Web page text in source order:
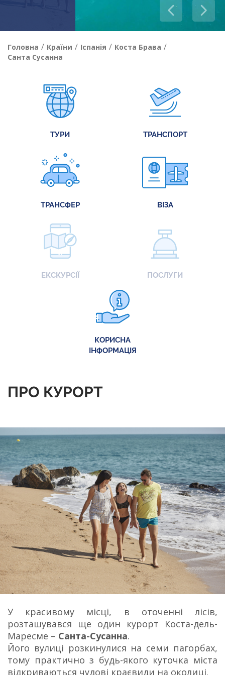
Головна / Країни / Іспанія / Коста Брава /
Санта Сусанна
ТУРИ ТРАНСПОРТ
ТРАНСФЕР ВІЗА
ЕКСКУРСІЇ ПОСЛУГИ
КОРИСНА
ІНФОРМАЦІЯ
ПРО КУРОРТ
У красивому місці, в оточенні лісів,
розташувався ще один курорт Коста-дель-
Маресме – Санта-Сусанна.
Його вулиці розкинулися на семи пагорбах,
тому практично з будь-якого куточка міста
відкриваються чудові краєвиди на околиці.